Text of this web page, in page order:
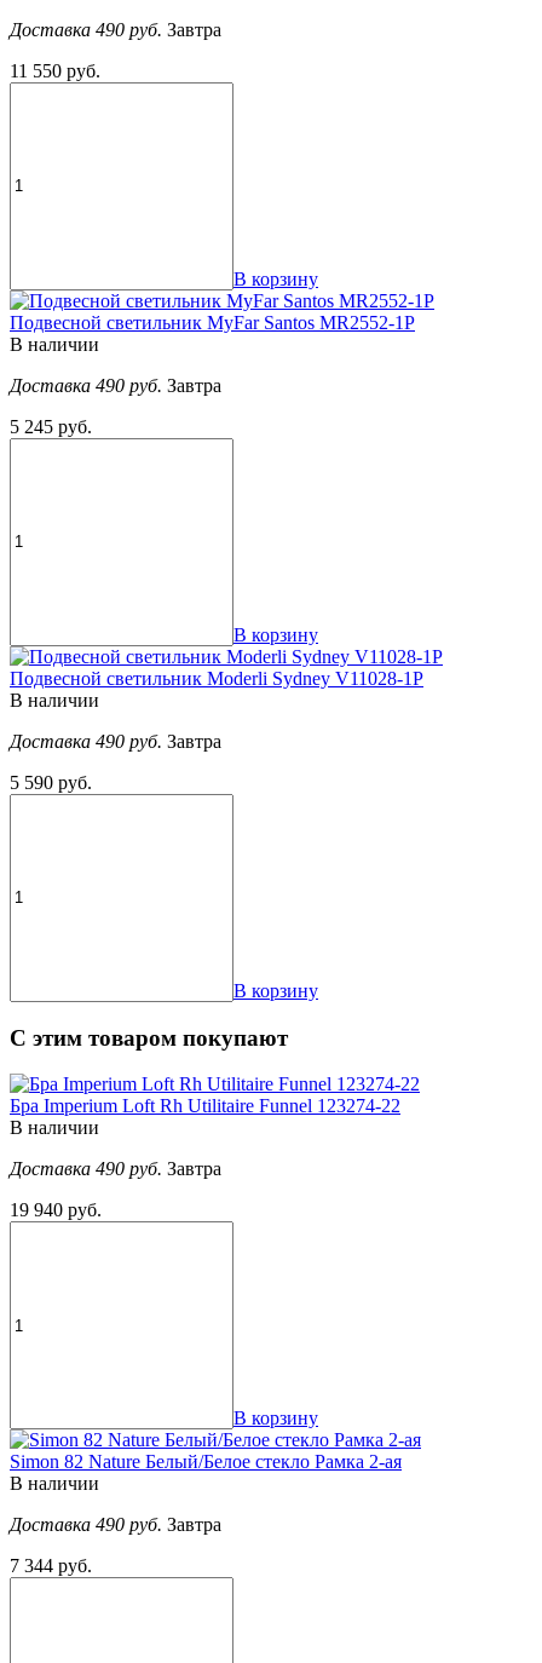
Доставка 490 руб. Завтра
11 550 руб.
В корзину
Подвесной светильник MyFar Santos MR2552-1P
В наличии
Доставка 490 руб. Завтра
5 245 руб.
В корзину
Подвесной светильник Moderli Sydney V11028-1P
В наличии
Доставка 490 руб. Завтра
5 590 руб.
В корзину
С этим товаром покупают
Бра Imperium Loft Rh Utilitaire Funnel 123274-22
В наличии
Доставка 490 руб. Завтра
19 940 руб.
В корзину
Simon 82 Nature Белый/Белое стекло Рамка 2-ая
В наличии
Доставка 490 руб. Завтра
7 344 руб.